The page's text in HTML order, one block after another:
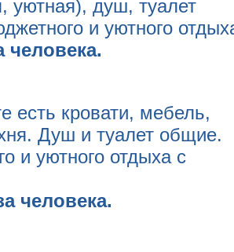
уютная), душ, туалет
и уютного
человека.
есть кровати, мебель,
Душ и туалет общие.
и уютного отдыха с
человека.